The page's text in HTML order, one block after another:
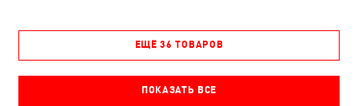
ЕЩЁ 36 ТОВАРОВ
ПОКАЗАТЬ ВСЕ